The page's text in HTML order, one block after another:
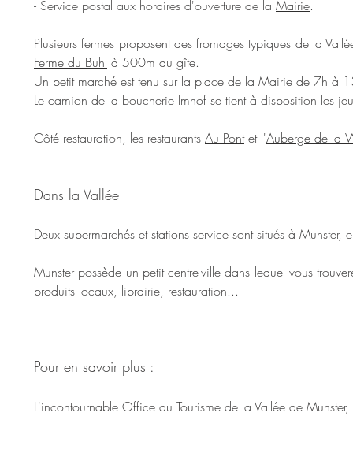
- Service postal aux horaires d'ouverture de la Mairie.
Plusieurs fermes proposent des fromages typiques de la
Ferme du Buhl à 500m du gîte.
Un petit marché est tenu sur la place de la Mairie de 7h à
Le camion de la boucherie Imhof se tient à disposition les
Côté restauration, les restaurants Au Pontet l'Auberge de la
Dans la Vallée
Deux supermarchés et stations service sont situés à
Munster possède un petit centre-ville dans lequel vous
produits locaux, librairie, restauration...
Pour en savoir plus :
L'incontournable Office du Tourisme de la Vallée de Munster,